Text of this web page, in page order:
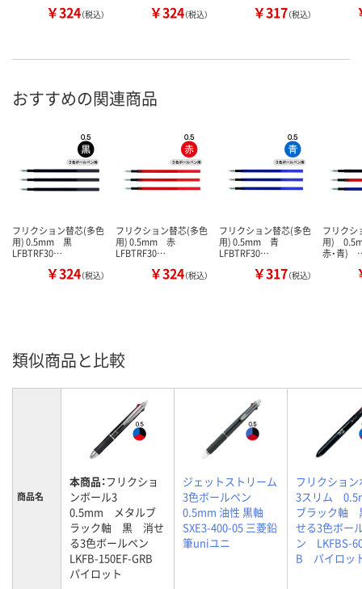
￥324（税込） ￥324（税込） ￥317（税込）
おすすめの関連商品
フリクション替芯(多色
用) 0.5mm 黒
LFBTRF30…
￥324（税込）
フリクション替芯(多色
用) 0.5mm 赤
LFBTRF30…
￥324（税込）
フリクション替芯(多色
用) 0.5mm 青
LFBTRF30…
￥317（税込）
フリクシ
用)
赤・青)
類似商品と比較
商品名
本商品：フリクショ
ンボール3
0.5mm メタルブ
ラック軸 黒 消せ
る3色ボールペン
LKFB-150EF-GRB
パイロット
ジェットストリーム
3色ボールペン
0.5mm 油性 黒軸
SXE3-400-05 三菱鉛
筆uniユニ
フリクショ
3スリム
ブラック軸
せる3色ボー
ン LKFBS-
B パイロッ